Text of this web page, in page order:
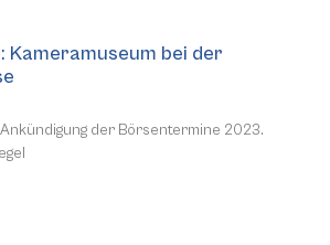
bei der
der Börsentermine 2023.